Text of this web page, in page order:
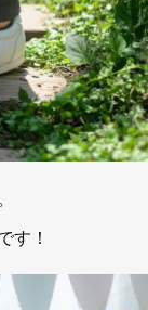
す！